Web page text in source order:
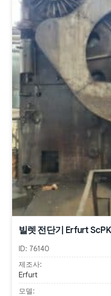
빌렛 전단기 Erfurt
ID: 76140
제조사:
Erfurt
모델: